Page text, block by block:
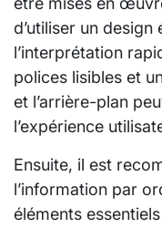
d’utiliser un
l’interprétation
polices lisibles et
et l’arrière-plan
l’expérience
Ensuite, il est
l’information par
éléments